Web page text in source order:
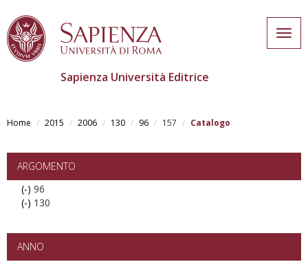
main
Sapienza Università Editrice
Home 2015 2006 130 96 157 Catalogo
ARGOMENTO
(-) Remove
96
96
(-) Remove
filter
130
ANNO